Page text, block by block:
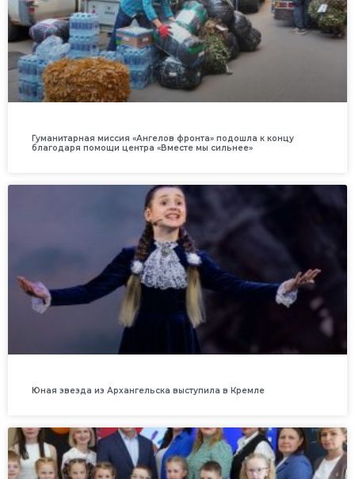
Гуманитарная миссия «Ангелов фронта» подошла к концу
благодаря помощи центра «Вместе мы сильнее»
Юная звезда из Архангельска выступила в Кремле